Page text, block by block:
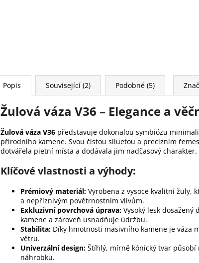
Popis Související (2) Podobné (5)
Žulová váza V36 – Elegance a
Žulová váza V36 představuje dokonalou symbiózu
přírodního kamene. Svou čistou siluetou a precizním
dotvářela pietní místa a dodávala jim nadčasový charakter.
Klíčové vlastnosti a výhody:
Prémiový materiál: Vyrobena z vysoce kvalitní žuly,
a nepříznivým povětrnostním vlivům.
Exkluzivní povrchová úprava: Vysoký lesk
kamene a zároveň usnadňuje údržbu.
Stabilita: Díky hmotnosti masivního kamene je
větru.
Univerzální design: Štíhlý, mírně kónický tvar působí
náhrobku.